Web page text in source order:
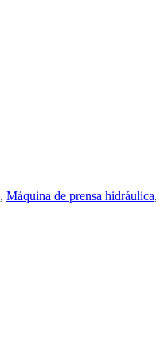
, Máquina de prensa hidráulica,